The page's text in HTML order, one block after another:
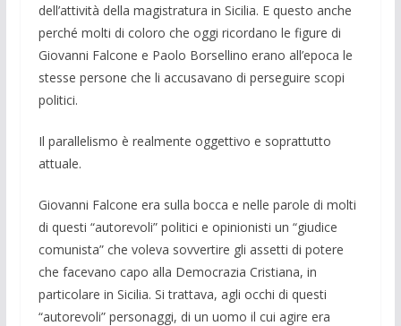
dell’attività della magistratura in Sicilia. E questo anche
perché molti di coloro che oggi ricordano le figure di
Giovanni Falcone e Paolo Borsellino erano all’epoca le
stesse persone che li accusavano di perseguire scopi
politici.
Il parallelismo è realmente oggettivo e soprattutto
attuale.
Giovanni Falcone era sulla bocca e nelle parole di molti
di questi “autorevoli” politici e opinionisti un “giudice
comunista” che voleva sovvertire gli assetti di potere
che facevano capo alla Democrazia Cristiana, in
particolare in Sicilia. Si trattava, agli occhi di questi
“autorevoli” personaggi, di un uomo il cui agire era